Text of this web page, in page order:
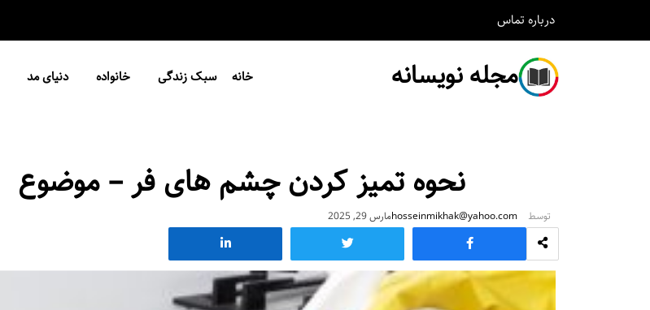
درباره تماس
مجله نویسانه خانه سبک زندگی خانواده دنیای مد
نحوه تمیز کردن چشم های فر – موضوع
توسط hosseinmikhak@yahoo.comمارس 29, 2025